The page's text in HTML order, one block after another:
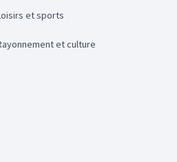
Loisirs et sports
Rayonnement et culture